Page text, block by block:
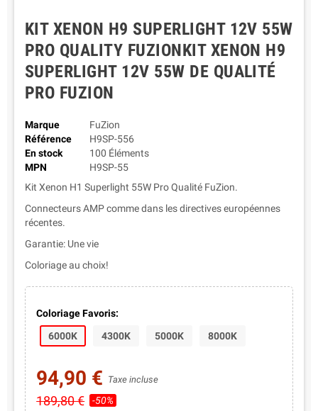
KIT XENON H9 SUPERLIGHT 12V 55W
PRO QUALITY FUZIONKIT XENON H9
SUPERLIGHT 12V 55W DE QUALITÉ
PRO FUZION
Marque
FuZion
Référence
H9SP-556
En stock
100 Éléments
MPN
H9SP-55
Kit Xenon H1 Superlight 55W Pro Qualité FuZion.
Connecteurs AMP comme dans les directives européennes
récentes.
Garantie: Une vie
Coloriage au choix!
Coloriage Favoris:
6000K
4300K 5000K 8000K
94,90 € Taxe incluse
189,80 € -50%